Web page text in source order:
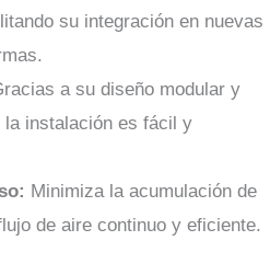
su integración en nuevas
a su diseño modular y
instalación es fácil y
Minimiza la acumulación de
de aire continuo y eficiente.